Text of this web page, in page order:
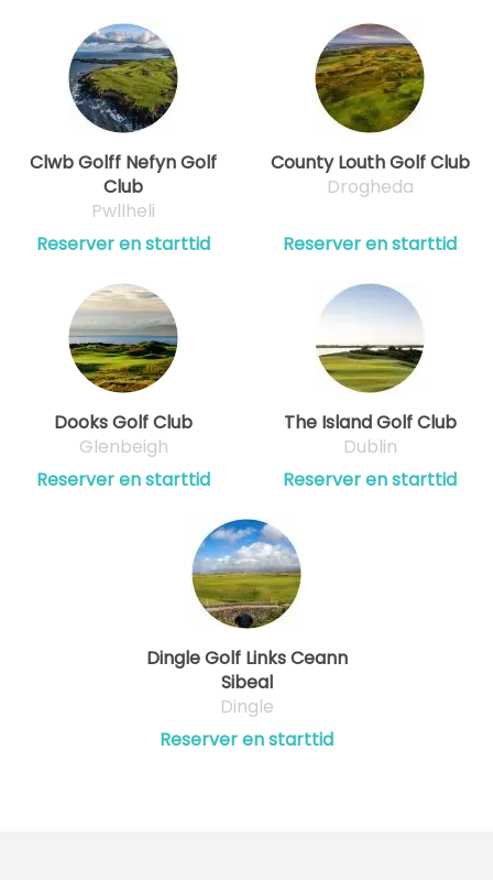
Clwb Golff Nefyn Golf
Club
Pwllheli
Reserver en starttid
County Louth Golf Club
Drogheda
Reserver en starttid
Dooks Golf Club
Glenbeigh
Reserver en starttid
The Island Golf Club
Dublin
Reserver en starttid
Dingle Golf Links Ceann
Sibeal
Dingle
Reserver en starttid